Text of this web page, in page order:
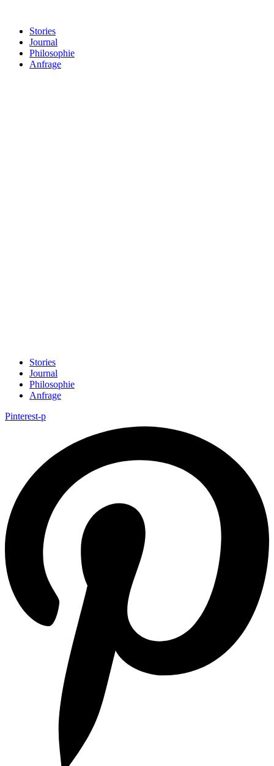
Stories
Journal
Philosophie
Anfrage
Stories
Journal
Philosophie
Anfrage
Pinterest-p